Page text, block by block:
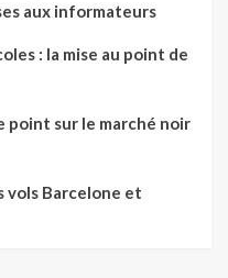
aux informateurs
: la mise au point de
point sur le marché noir
vols Barcelone et